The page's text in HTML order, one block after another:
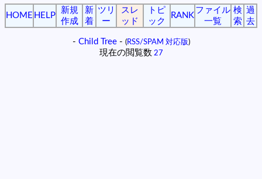
HOME HELP
新規
作成
新
着
ツリ
ー
スレ
ッド
トピ
ック
RANK
ファイル
一覧
検
索
過
去
- Child Tree- (RSS/SPAM 対応版)
現在の閲覧数 27